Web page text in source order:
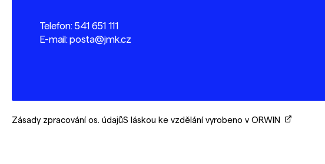
Telefon: 541 651 111
E-mail:posta@jmk.cz
Zásady zpracování os. údajůS láskou ke vzdělání vyrobeno v ORWIN